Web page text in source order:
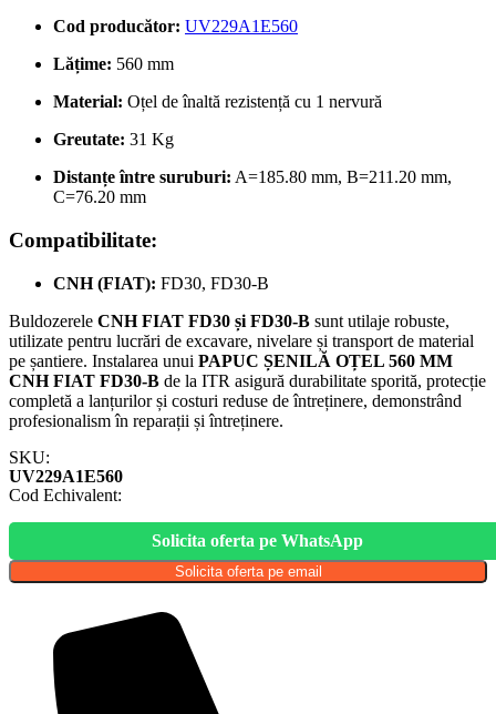
Cod producător: UV229A1E560
Lățime: 560 mm
Material: Oțel de înaltă rezistență cu 1 nervură
Greutate: 31 Kg
Distanțe între suruburi: A=185.80 mm, B=211.20 mm,
C=76.20 mm
Compatibilitate:
CNH (FIAT): FD30, FD30-B
Buldozerele CNH FIAT FD30 și FD30-B sunt utilaje robuste,
utilizate pentru lucrări de excavare, nivelare și transport de material
pe șantiere. Instalarea unui PAPUC ȘENILĂ OȚEL 560 MM
CNH FIAT FD30-B de la ITR asigură durabilitate sporită, protecție
completă a lanțurilor și costuri reduse de întreținere, demonstrând
profesionalism în reparații și întreținere.
SKU:
UV229A1E560
Cod Echivalent:
Solicita oferta pe WhatsApp
Solicita oferta pe email